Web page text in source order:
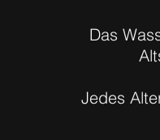
Das
Jedes